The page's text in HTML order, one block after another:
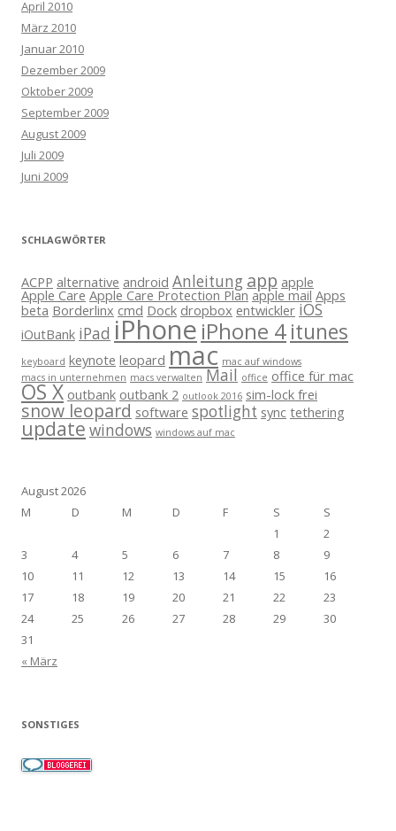
April 2010
März 2010
Januar 2010
Dezember 2009
Oktober 2009
September 2009
August 2009
Juli 2009
Juni 2009
SCHLAGWÖRTER
ACPP alternative android Anleitung app apple
Apple Care Apple Care Protection Plan apple mail Apps
beta Borderlinx cmd Dock dropbox entwickler iOS
iOutBank iPad iPhone iPhone 4itunes
keyboard keynote leopard mac mac auf windows
macs in unternehmen macs verwalten Mail office office für mac
OS X outbank outbank 2 outlook 2016 sim-lock frei
snow leopard software spotlight sync tethering
update windows windows auf mac
August 2026
M
D M D F S
S
1
2
3
4 5 6 7 8
9
10
11 12 13 14 15
16
17
18 19 20 21 22
23
24
25 26 27 28 29
30
31
« März
SONSTIGES